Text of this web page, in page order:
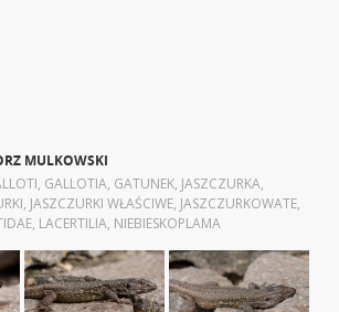
MULKOWSKI
, GALLOTIA, GATUNEK, JASZCZURKA,
, JASZCZURKI WŁAŚCIWE, JASZCZURKOWATE,
, LACERTILIA, NIEBIESKOPLAMA